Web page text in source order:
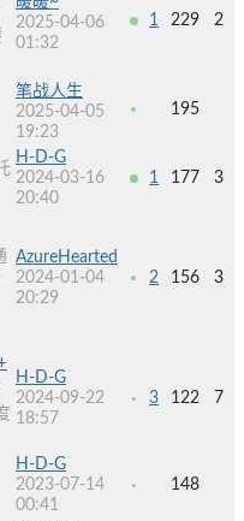
2025-04-06
01:32
1 229 2
笔战人生
2025-04-05
19:23
195
H-D-G
2024-03-16
20:40
1 177 3
AzureHearted
2024-01-04
20:29
2 156 3
H-D-G
2024-09-22
18:57
3 122 7
H-D-G
2023-07-14
00:41
148